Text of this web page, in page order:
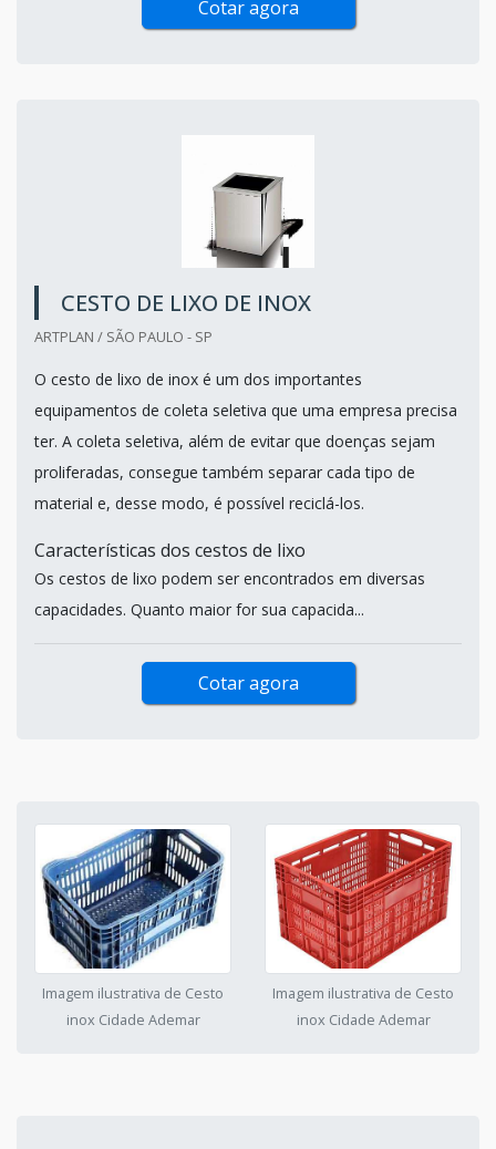
Cotar agora
CESTO DE LIXO DE INOX
ARTPLAN / SÃO PAULO - SP
O cesto de lixo de inox é um dos importantes
equipamentos de coleta seletiva que uma empresa precisa
ter. A coleta seletiva, além de evitar que doenças sejam
proliferadas, consegue também separar cada tipo de
material e, desse modo, é possível reciclá-los.
Características dos cestos de lixo
Os cestos de lixo podem ser encontrados em diversas
capacidades. Quanto maior for sua capacida...
Cotar agora
Imagem ilustrativa de Cesto
inox Cidade Ademar
Imagem ilustrativa de Cesto
inox Cidade Ademar